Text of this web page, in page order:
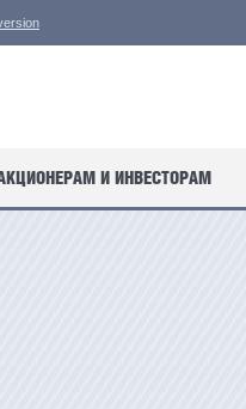
И ИНВЕСТОРАМ